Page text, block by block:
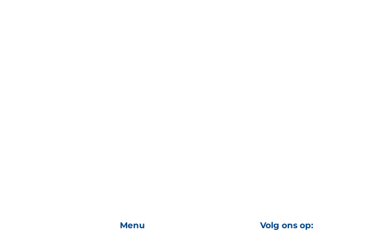
Menu Volg ons op: